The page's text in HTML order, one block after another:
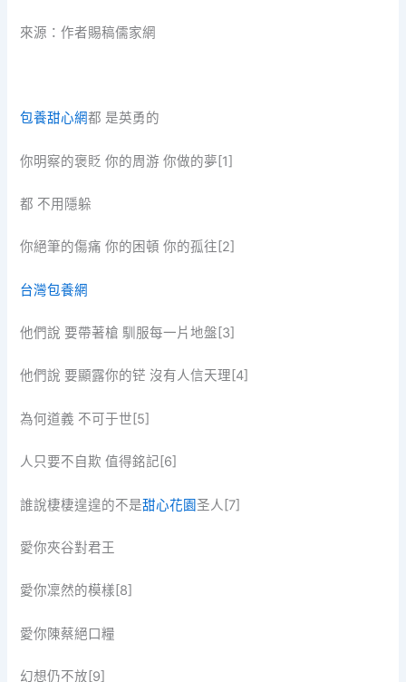
來源：作者賜稿儒家網
包養甜心網都 是英勇的
你明察的褒貶 你的周游 你做的夢[1]
都 不用隱躲
你絕筆的傷痛 你的困頓 你的孤往[2]
台灣包養網
他們說 要帶著槍 馴服每一片地盤[3]
他們說 要顯露你的铓 沒有人信天理[4]
為何道義 不可于世[5]
人只要不自欺 值得銘記[6]
誰說棲棲遑遑的不是甜心花園圣人[7]
愛你夾谷對君王
愛你凜然的模樣[8]
愛你陳蔡絕口糧
幻想仍不放[9]